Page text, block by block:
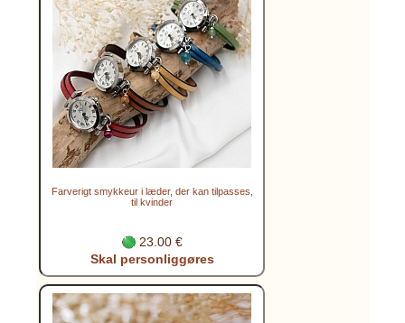
Farverigt smykkeur i læder, der kan tilpasses,
til kvinder
23.00 €
Skal personliggøres